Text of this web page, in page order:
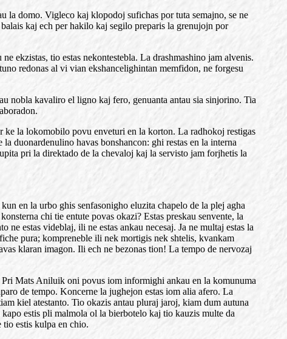
la domo. Vigleco kaj klopodoj sufichas por tuta semajno, se ne
kaj ech per hakilo kaj segilo preparis la grenujojn por
ekzistas, tio estas nekontestebla. La drashmashino jam alvenis.
redonas al vi vian ekshancelighintan memfidon, ne forgesu
nobla kavaliro el ligno kaj fero, genuanta antau sia sinjorino. Tia
la lokomobilo povu enveturi en la korton. La radhokoj restigas
duonardenulino havas bonshancon: ghi restas en la interna
pri la direktado de la chevaloj kaj la servisto jam forjhetis la
en la urbo ghis senfasonigho eluzita chapelo de la plej agha
chi tie entute povas okazi? Estas preskau senvente, la
estas videblaj, ili ne estas ankau necesaj. Ja ne multaj estas la
pura; kompreneble ili nek mortigis nek shtelis, kvankam
klaran imagon. Ili ech ne bezonas tion! La tempo de nervozaj
Pri Mats Aniluik oni povus iom informighi ankau en la komunuma
de tempo. Koncerne la jughejon estas iom alia afero. La
kiel atestanto. Tio okazis antau pluraj jaroj, kiam dum autuna
estis pli malmola ol la bierbotelo kaj tio kauzis multe da
estis kulpa en chio.